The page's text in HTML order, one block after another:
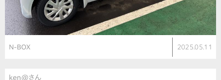
N-BOX 2025.05.11
ken@さん